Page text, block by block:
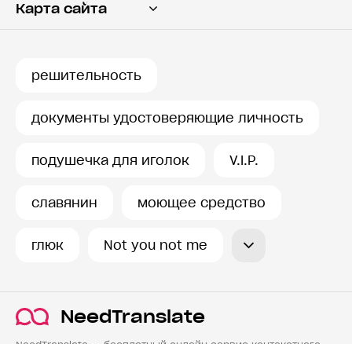
Карта сайта
решительность
документы удостоверяющие личность
подушечка для иголок V.I.P.
славянин моющее средство
глюк Not you not me
NeedTranslate